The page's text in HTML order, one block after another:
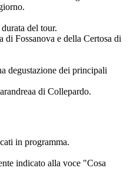
del tour.
Fossanova e della Certosa di
degustazione dei principali
di Collepardo.
in programma.
indicato alla voce "Cosa